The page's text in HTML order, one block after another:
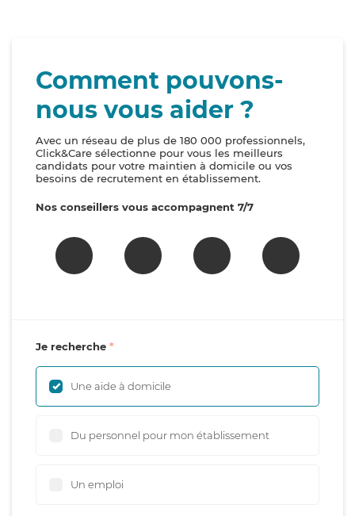
Comment pouvons-
nous vous aider ?
Avec un réseau de plus de 180 000 professionnels,
Click&Care sélectionne pour vous les meilleurs
candidats pour votre maintien à domicile ou vos
besoins de recrutement en établissement.
Nos conseillers vous accompagnent 7/7
Je recherche
Une aide à domicile
Du personnel pour mon établissement
Un emploi